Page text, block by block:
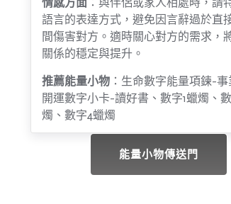
語言的表達方式，避免因言辭過於直
間傷害對方。適時關心對方的需求，
關係的穩定與提升。
推薦能量小物 ：生命數字能量項鍊-事
開運數字小卡-讀好書、數字1蠟燭、
燭、數字4蠟燭
能量小物傳送門